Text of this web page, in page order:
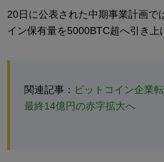
20日に公表された中期事業計画で
イン保有量を5000BTC超へ引き上
関連記事： ビットコイン企業
最終14億円の赤字拡大へ